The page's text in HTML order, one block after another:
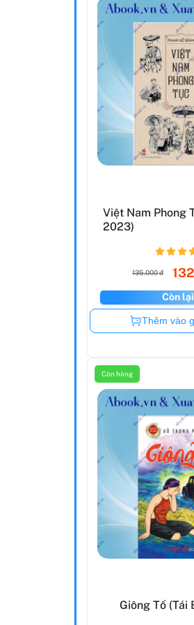
Việt Nam Phong
2023)
135.000 đ
Còn
Còn
Thêm vào
Còn hàng
Giông Tố (Tái